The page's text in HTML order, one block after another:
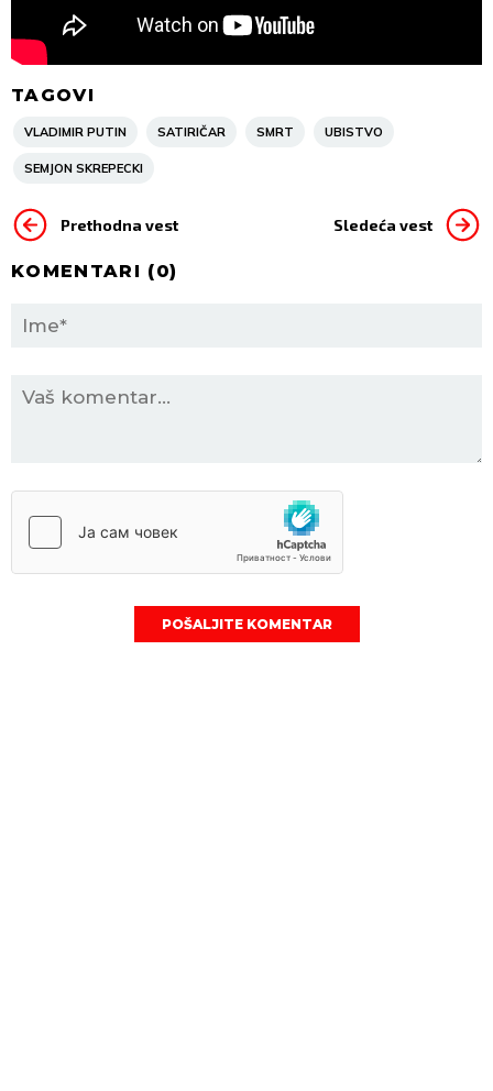
TAGOVI
VLADIMIR PUTIN SATIRIČAR SMRT UBISTVO
SEMJON SKREPECKI
Prethodna vest Sledeća vest
KOMENTARI (0)
POŠALJITE KOMENTAR